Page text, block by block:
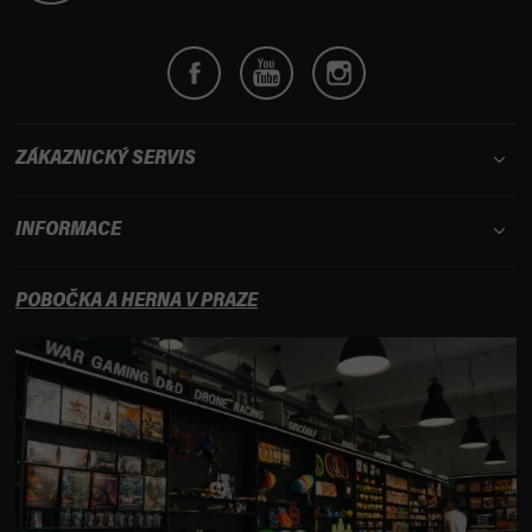
ZÁKAZNICKÝ SERVIS
INFORMACE
POBOČKA A HERNA V PRAZE